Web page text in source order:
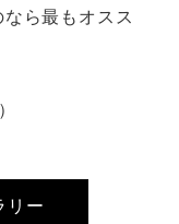
ら最もオスス
リー